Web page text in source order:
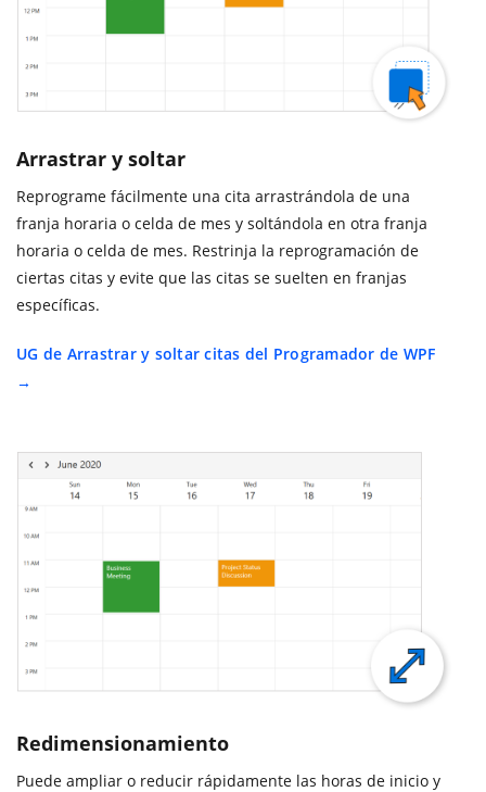
Arrastrar y soltar
Reprograme fácilmente una cita arrastrándola de una
franja horaria o celda de mes y soltándola en otra franja
horaria o celda de mes. Restrinja la reprogramación de
ciertas citas y evite que las citas se suelten en franjas
específicas.
UG de Arrastrar y soltar citas del Programador de WPF
Redimensionamiento
Puede ampliar o reducir rápidamente las horas de inicio y